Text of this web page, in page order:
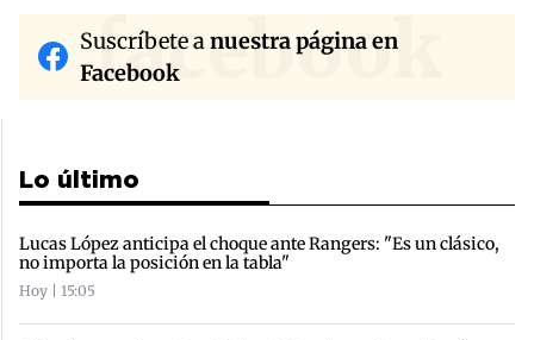
facebook
Suscríbete anuestra página en
Facebook
Lo último
Lucas López anticipa el choque ante Rangers: "Es un clásico,
no importa la posición en la tabla"
Hoy | 15:05